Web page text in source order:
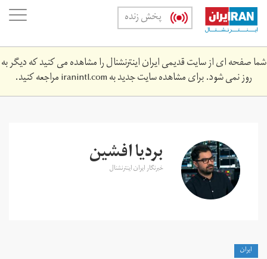
Skip
main
content
پخش زنده
شما صفحه ای از سایت قدیمی ایران اینترنشنال را مشاهده می کنید که دیگر به
روز نمی شود. برای مشاهده سایت جدید بهiranintl.comمراجعه کنید.
بردیا افشین
خبرنگار ایران اینترنشنال
ايران